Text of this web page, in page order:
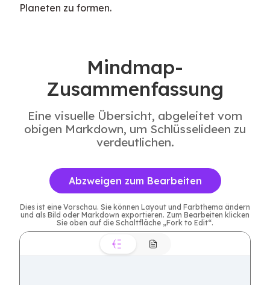
Planeten zu formen.
Mindmap-
Zusammenfassung
Eine visuelle Übersicht, abgeleitet vom
obigen Markdown, um Schlüsselideen zu
verdeutlichen.
Abzweigen zum Bearbeiten
Dies ist eine Vorschau. Sie können Layout und Farbthema ändern
und als Bild oder Markdown exportieren. Zum Bearbeiten klicken
Sie oben auf die Schaltfläche „Fork to Edit“.